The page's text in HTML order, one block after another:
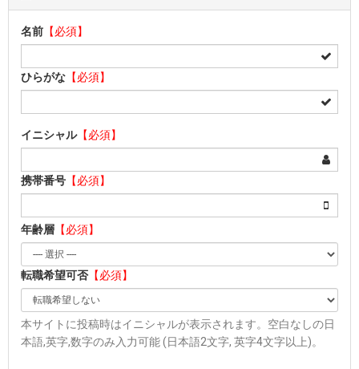
名前 【必須】
ひらがな 【必須】
イニシャル【必須】
携帯番号 【必須】
年齢層 【必須】
転職希望可否【必須】
本サイトに投稿時はイニシャルが表示されます。空白なしの日
本語,英字,数字のみ入力可能 (日本語2文字, 英字4文字以上)。